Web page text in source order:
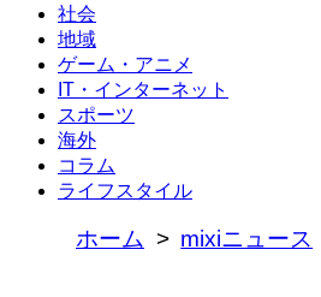
社会
地域
ゲーム・アニメ
IT・インターネット
スポーツ
海外
コラム
ライフスタイル
ホーム mixiニュース